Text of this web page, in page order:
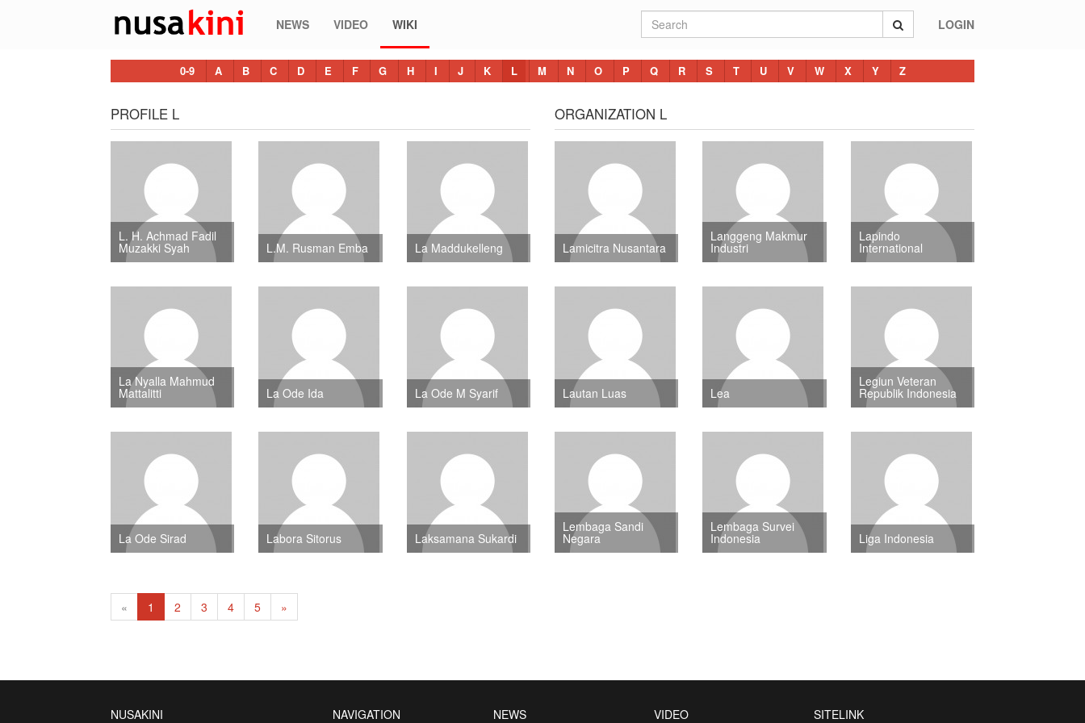
NEWS VIDEO WIKI LOGIN
0-9 A B C D E F G H I J K L M N O P Q R S T U V W X Y Z
PROFILE L
L. H. Achmad Fadil
Muzakki Syah L.M. Rusman Emba La Maddukelleng
La Nyalla Mahmud
Mattalitti La Ode Ida La Ode M Syarif
La Ode Sirad Labora Sitorus Laksamana Sukardi
ORGANIZATION L
Lamicitra Nusantara
Langgeng Makmur
Industri
Lapindo
International
Lautan Luas Lea
Legiun Veteran
Republik Indonesia
Lembaga Sandi
Negara
Lembaga Survei
Indonesia Liga Indonesia
« 1 2 3 4 5 »
NUSAKINI NAVIGATION NEWS VIDEO SITELINK